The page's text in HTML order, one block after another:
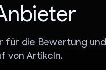
für die Bewertung
von Artikeln.